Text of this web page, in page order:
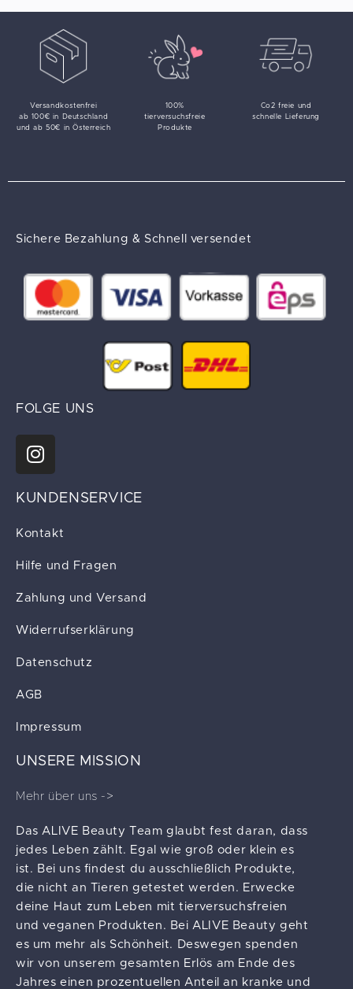
Versandkostenfrei
ab 100€ in Deutschland
und ab 50€ in Österreich
100%
tierversuchsfreie
Produkte
Co2 freie und
schnelle Lieferung
Sichere Bezahlung & Schnell versendet
FOLGE UNS
KUNDENSERVICE
Kontakt
Hilfe und Fragen
Zahlung und Versand
Widerrufserklärung
Datenschutz
AGB
Impressum
UNSERE MISSION
Mehr über uns ->
Das ALIVE Beauty Team glaubt fest daran, dass
jedes Leben zählt. Egal wie groß oder klein es
ist. Bei uns findest du ausschließlich Produkte,
die nicht an Tieren getestet werden. Erwecke
deine Haut zum Leben mit tierversuchsfreien
und veganen Produkten. Bei ALIVE Beauty geht
es um mehr als Schönheit. Deswegen spenden
wir von unserem gesamten Erlös am Ende des
Jahres einen prozentuellen Anteil an kranke und